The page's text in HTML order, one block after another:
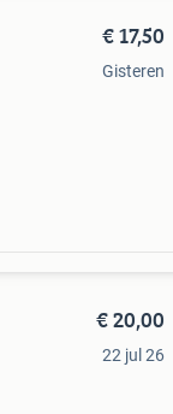
€ 17,50
Gisteren
€ 20,00
22 jul 26